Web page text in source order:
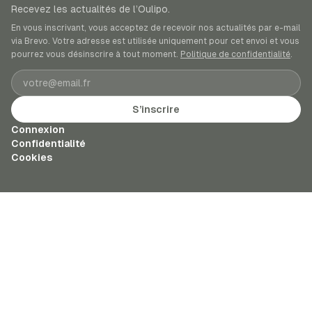
Recevez les actualités de l’Oulipo.
En vous inscrivant, vous acceptez de recevoir nos actualités par e-mail
via Brevo. Votre adresse est utilisée uniquement pour cet envoi et vous
pourrez vous désinscrire à tout moment. Politique de confidentialité.
Adresse e-mail
S’inscrire
Connexion
Confidentialité
Cookies